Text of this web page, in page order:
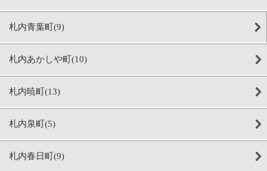
札内青葉町(9)
札内あかしや町(10)
札内暁町(13)
札内泉町(5)
札内春日町(9)